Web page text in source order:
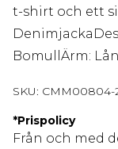
t-shirt och ett
BomullÄrm:
SKU: CMM00804-
*Prispolicy
Från och med